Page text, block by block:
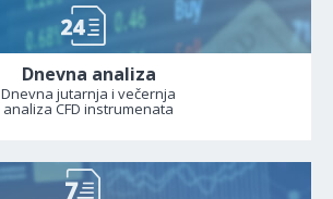
Dnevna analiza
Dnevna jutarnja i večernja
analiza CFD instrumenata